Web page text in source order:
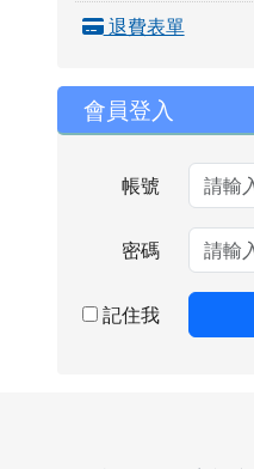
退費表單
會員登入
帳號
密碼
記住我